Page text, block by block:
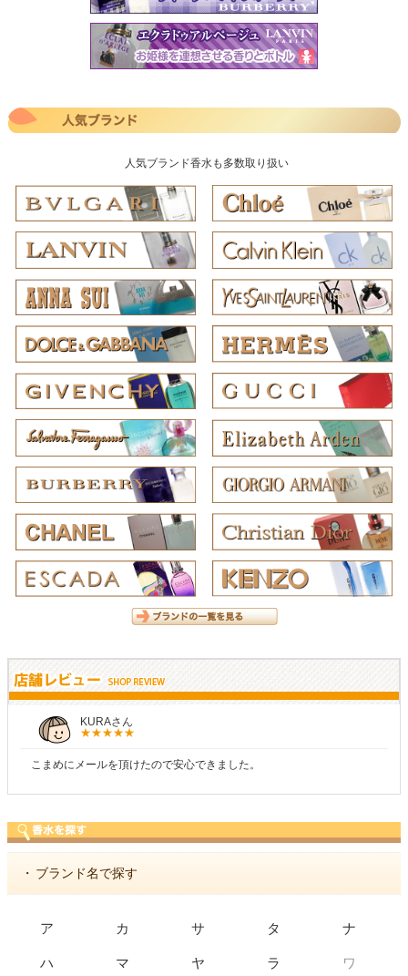
人気ブランド香水も多数取り扱い
KURAさん
こまめにメールを頂けたので安心できました。
・ ブランド名で探す
ア カ サ タ ナ
ハ マ ヤ ラ ワ